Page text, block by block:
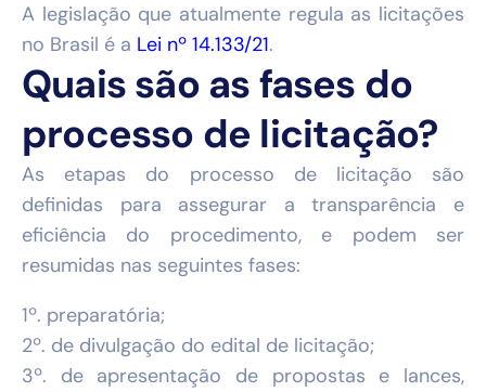
A legislação que atualmente regula as licitações
no Brasil é a Lei nº 14.133/21.
Quais são as fases do
processo de licitação?
As etapas do processo de licitação são
definidas para assegurar a transparência e
eficiência do procedimento, e podem ser
resumidas nas seguintes fases:
1º. preparatória;
2º. de divulgação do edital de licitação;
3º. de apresentação de propostas e lances,